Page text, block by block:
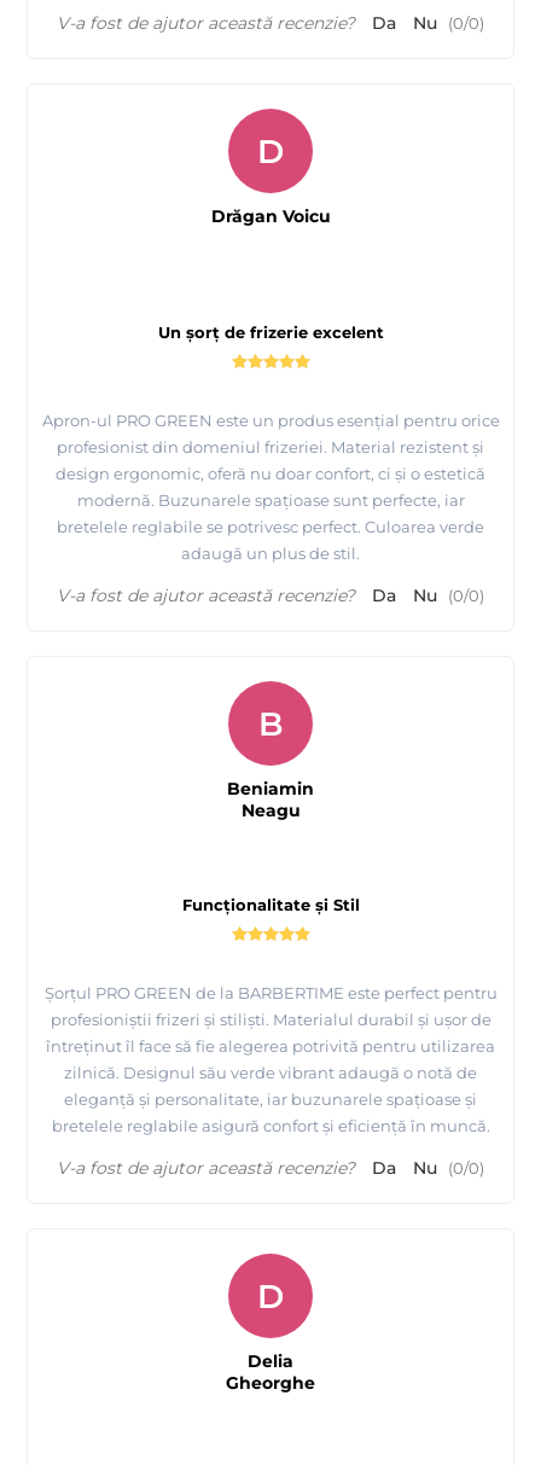
V-a fost de ajutor această recenzie? Da Nu (0/0)
Un șorț de frizerie excelent
Apron-ul PRO GREEN este un produs esențial pentru orice
profesionist din domeniul frizeriei. Material rezistent și
design ergonomic, oferă nu doar confort, ci și o estetică
modernă. Buzunarele spațioase sunt perfecte, iar
bretelele reglabile se potrivesc perfect. Culoarea verde
adaugă un plus de stil.
D
Drăgan Voicu
V-a fost de ajutor această recenzie? Da Nu (0/0)
Funcționalitate și Stil
Șorțul PRO GREEN de la BARBERTIME este perfect pentru
profesioniștii frizeri și stiliști. Materialul durabil și ușor de
întreținut îl face să fie alegerea potrivită pentru utilizarea
zilnică. Designul său verde vibrant adaugă o notă de
eleganță și personalitate, iar buzunarele spațioase și
bretelele reglabile asigură confort și eficiență în muncă.
B
Beniamin
Neagu
V-a fost de ajutor această recenzie? Da Nu (0/0)
D
Delia
Gheorghe